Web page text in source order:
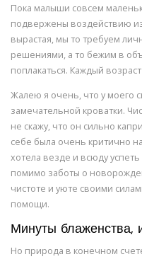
Пока малыши совсем
подвержены воздействию
вырастая, мы то требуем
решениями, а то бежим в
поплакаться. Каждый
Жалею я очень, что у моего
замечательной кроватки.
не скажу, что он сильно
себе была очень критично
хотела везде и всюду
помимо заботы о
чистоте и уюте своими
помощи.
Минуты блаженства,
Но природа в конечном